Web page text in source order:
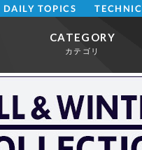
DAILY TOPICS TECHNIC
CATEGORY
カテゴリ